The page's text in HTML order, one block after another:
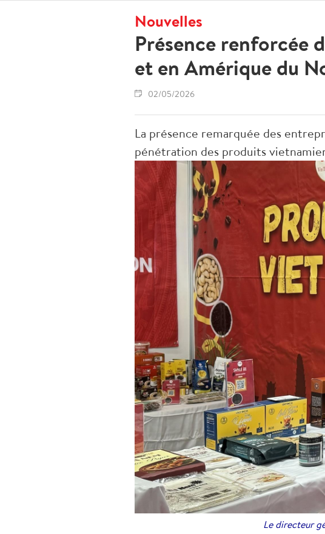
Nouvelles
Présence renforcée
et en Amérique du
02/05/2026
La présence remarquée des
pénétration des produits
Le directeur